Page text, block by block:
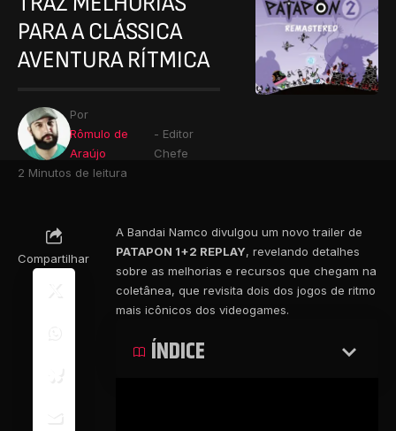
PARA A CLÁSSICA
AVENTURA RÍTMICA
Por
Rômulo de
Araújo
- Editor
Chefe
2 Minutos de leitura
Compartilhar
A Bandai Namco divulgou um novo trailer de
PATAPON 1+2 REPLAY, revelando detalhes
sobre as melhorias e recursos que chegam na
coletânea, que revisita dois dos jogos de ritmo
mais icônicos dos videogames.
ÍNDICE